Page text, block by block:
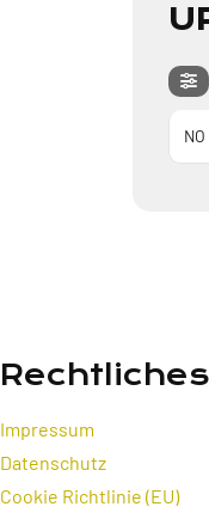
Rechtliches
Impressum
Datenschutz
Cookie Richtlinie (EU)